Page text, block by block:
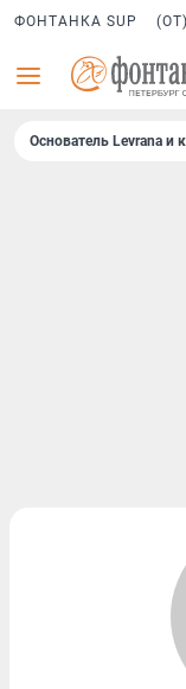
ФОНТАНКА SUP
Основатель Levrana и